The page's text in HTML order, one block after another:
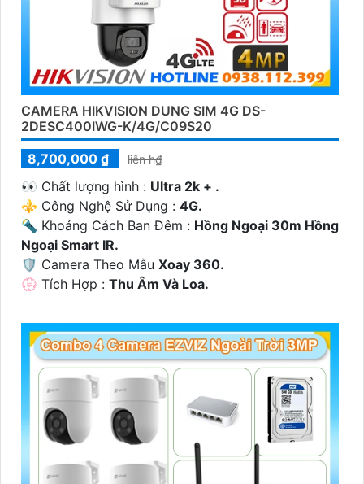
CAMERA HIKVISION DUNG SIM 4G DS-
2DESC400IWG-K/4G/C09S20
8,700,000 ₫
liên h₫
️👀 Chất lượng hình : Ultra 2k + .
⚜️ Công Nghệ Sử Dụng : 4G.
🔦 Khoảng Cách Ban Đêm : Hồng Ngoại 30m Hồng
Ngoại Smart IR.
🛡 Camera Theo Mẫu Xoay 360.
️💮 Tích Hợp : Thu Âm Và Loa.